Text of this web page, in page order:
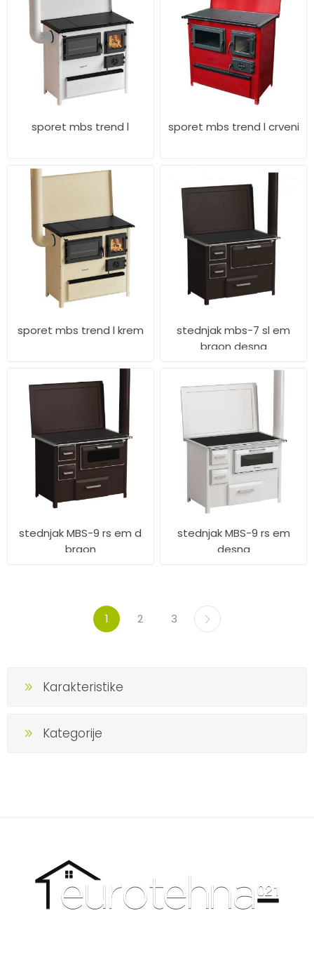
sporet mbs trend l sporet mbs trend l crveni
sporet mbs trend l krem
stednjak mbs-7 sl em
braon desna
stednjak MBS-9 rs em d
braon
stednjak MBS-9 rs em
desna
1 2 3
Karakteristike
Kategorije